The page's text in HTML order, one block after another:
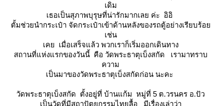
เดิม
เธอเป็นสุภาพบุรุษที่น่ารักมากเลย ค่ะ อิอิ
ตั้มช่วยนำกระเป๋า จัดกระเป๋าเข้าด้านหลังของรถตู้อย่างเรียบร้อ
เช่น
เคย เมื่อเสร็จแล้ว พวกเราก็เริ่มออกเดินทาง
สถานที่แห่งแรกของวันนี้ คือ วัดพระธาตุเบ็งสกัด เรามาทราบ
ความ
เป็นมาของวัดพระธาตุเบ็งสกัดก่อน นะคะ
วัดพระธาตุเบ็งสกัด ตั้งอยู่ที่ บ้านแก้ม หมู่ที่ 5 ต.วรนคร อ.ปัว
เป็นวัดที่มีสถาปัตยกรรมไทยลื้อ มีเรื่องเล่าว่า